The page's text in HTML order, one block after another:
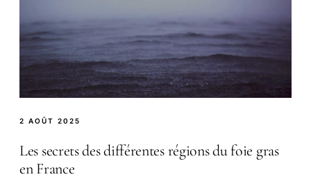
2 AOÛT 2025
Les secrets des différentes régions du foie gras
en France